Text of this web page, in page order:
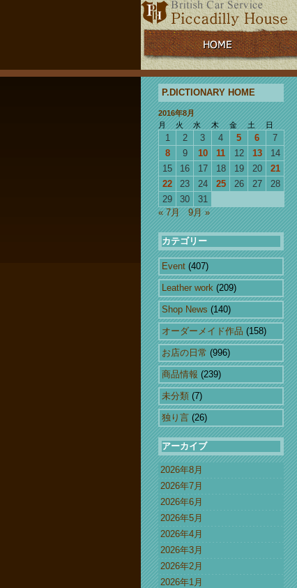
P.DICTIONARY HOME
2016年8月
月
火 水 木 金 土 日
1 2 3 4 5 6
7
8
9 10 11 12 13
14
15
16 17 18 19 20
21
22
23 24 25 26 27
28
29
30
31
« 7月
9月 »
カテゴリー
Event (407)
Leather work (209)
Shop News (140)
オーダーメイド作品 (158)
お店の日常 (996)
商品情報 (239)
未分類 (7)
独り言 (26)
アーカイブ
2026年8月
2026年7月
2026年6月
2026年5月
2026年4月
2026年3月
2026年2月
2026年1月